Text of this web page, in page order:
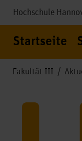
Hochschule
Startseite
Fakultät III